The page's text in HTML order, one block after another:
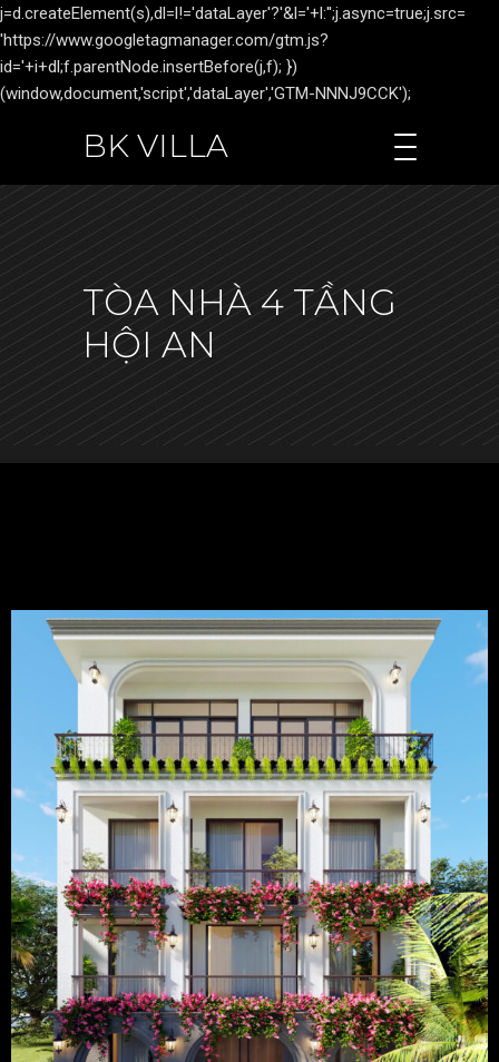
j=d.createElement(s),dl=l!='dataLayer'?'&l='+l:'';j.async=true;j.src=
'https://www.googletagmanager.com/gtm.js?
id='+i+dl;f.parentNode.insertBefore(j,f); })
(window,document,'script','dataLayer','GTM-NNNJ9CCK');
BK VILLA
TÒA NHÀ 4 TẦNG
HỘI AN